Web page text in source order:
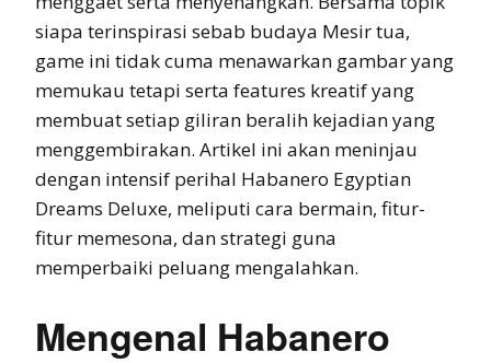
siapa terinspirasi sebab budaya Mesir tua,
game ini tidak cuma menawarkan gambar yang
memukau tetapi serta features kreatif yang
membuat setiap giliran beralih kejadian yang
menggembirakan. Artikel ini akan meninjau
dengan intensif perihal Habanero Egyptian
Dreams Deluxe, meliputi cara bermain, fitur-
fitur memesona, dan strategi guna
memperbaiki peluang mengalahkan.
Mengenal Habanero